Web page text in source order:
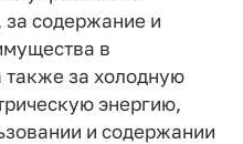
содержание и
в
также за холодную
энергию,
и содержании